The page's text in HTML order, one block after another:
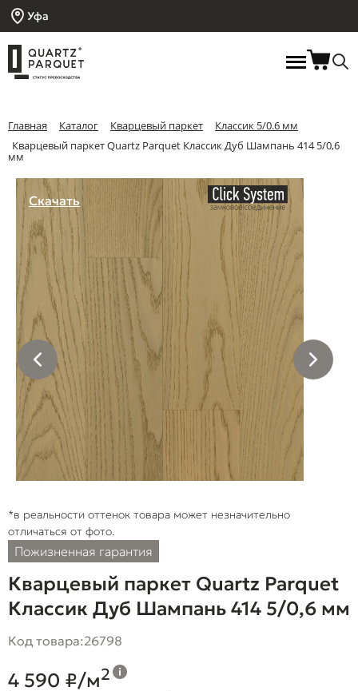
Уфа
Главная Каталог Кварцевый паркет
Классик 5/0.6 мм
Кварцевый паркет Quartz Parquet Классик Дуб Шампань 414 5/0,6
мм
Скачать
*в реальности оттенок товара может незначительно
отличаться от фото.
Пожизненная гарантия
Кварцевый паркет Quartz Parquet
Классик Дуб Шампань 414 5/0,6 мм
Код товара:26798
4 590 ₽/м2